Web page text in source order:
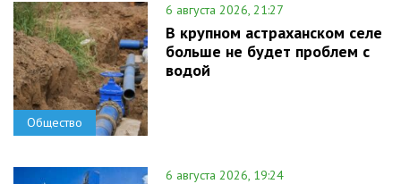
Общество
6 августа 2026, 21:27
В крупном астраханском селе
больше не будет проблем с
водой
6 августа 2026, 19:24